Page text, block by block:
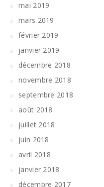
mai 2019
mars 2019
février 2019
janvier 2019
décembre 2018
novembre 2018
septembre 2018
août 2018
juillet 2018
juin 2018
avril 2018
janvier 2018
décembre 2017